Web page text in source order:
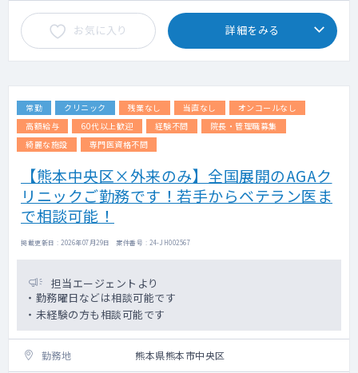
お気に入り 詳細をみる
常勤 クリニック 残業なし 当直なし
オンコールなし
高額給与
60代以上歓迎 経験不問
院長・管理職募集
綺麗な施設
専門医資格不問
【熊本中央区×外来のみ】全国展開のAGAク
リニックご勤務です！若手からベテラン医ま
で相談可能！
掲載更新日 : 2026年07月29日 案件番号 : 24-JH002567
担当エージェントより
・勤務曜日などは相談可能です
・未経験の方も相談可能です
勤務地 熊本県熊本市中央区